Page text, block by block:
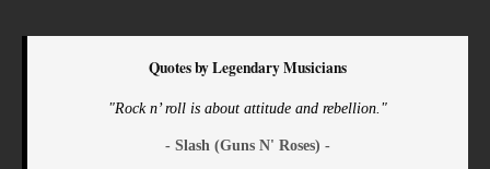
Quotes by Legendary Musicians
"Rock n’ roll is about attitude and rebellion."
- Slash (Guns N' Roses) -